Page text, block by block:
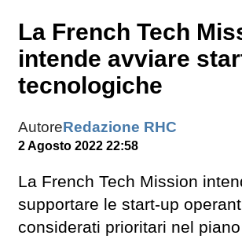
La French Tech
intende avviare
tecnologiche
AutoreRedazione RHC
2 Agosto 2022 22:58
La French Tech Mission
supportare le start-up
considerati prioritari nel